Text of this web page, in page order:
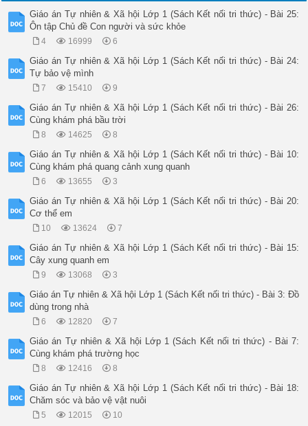
Giáo án Tự nhiên & Xã hội Lớp 1 (Sách Kết nối tri thức) - Bài 25:
Ôn tập Chủ đề Con người và sức khỏe
4 16999 6
Giáo án Tự nhiên & Xã hội Lớp 1 (Sách Kết nối tri thức) - Bài 24:
Tự bảo vệ mình
7 15410 9
Giáo án Tự nhiên & Xã hội Lớp 1 (Sách Kết nối tri thức) - Bài 26:
Cùng khám phá bầu trời
8 14625 8
Giáo án Tự nhiên & Xã hội Lớp 1 (Sách Kết nối tri thức) - Bài 10:
Cùng khám phá quang cảnh xung quanh
6 13655 3
Giáo án Tự nhiên & Xã hội Lớp 1 (Sách Kết nối tri thức) - Bài 20:
Cơ thể em
10 13624 7
Giáo án Tự nhiên & Xã hội Lớp 1 (Sách Kết nối tri thức) - Bài 15:
Cây xung quanh em
9 13068 3
Giáo án Tự nhiên & Xã hội Lớp 1 (Sách Kết nối tri thức) - Bài 3: Đồ
dùng trong nhà
6 12820 7
Giáo án Tự nhiên & Xã hội Lớp 1 (Sách Kết nối tri thức) - Bài 7:
Cùng khám phá trường học
8 12416 8
Giáo án Tự nhiên & Xã hội Lớp 1 (Sách Kết nối tri thức) - Bài 18:
Chăm sóc và bảo vệ vật nuôi
5 12015 10